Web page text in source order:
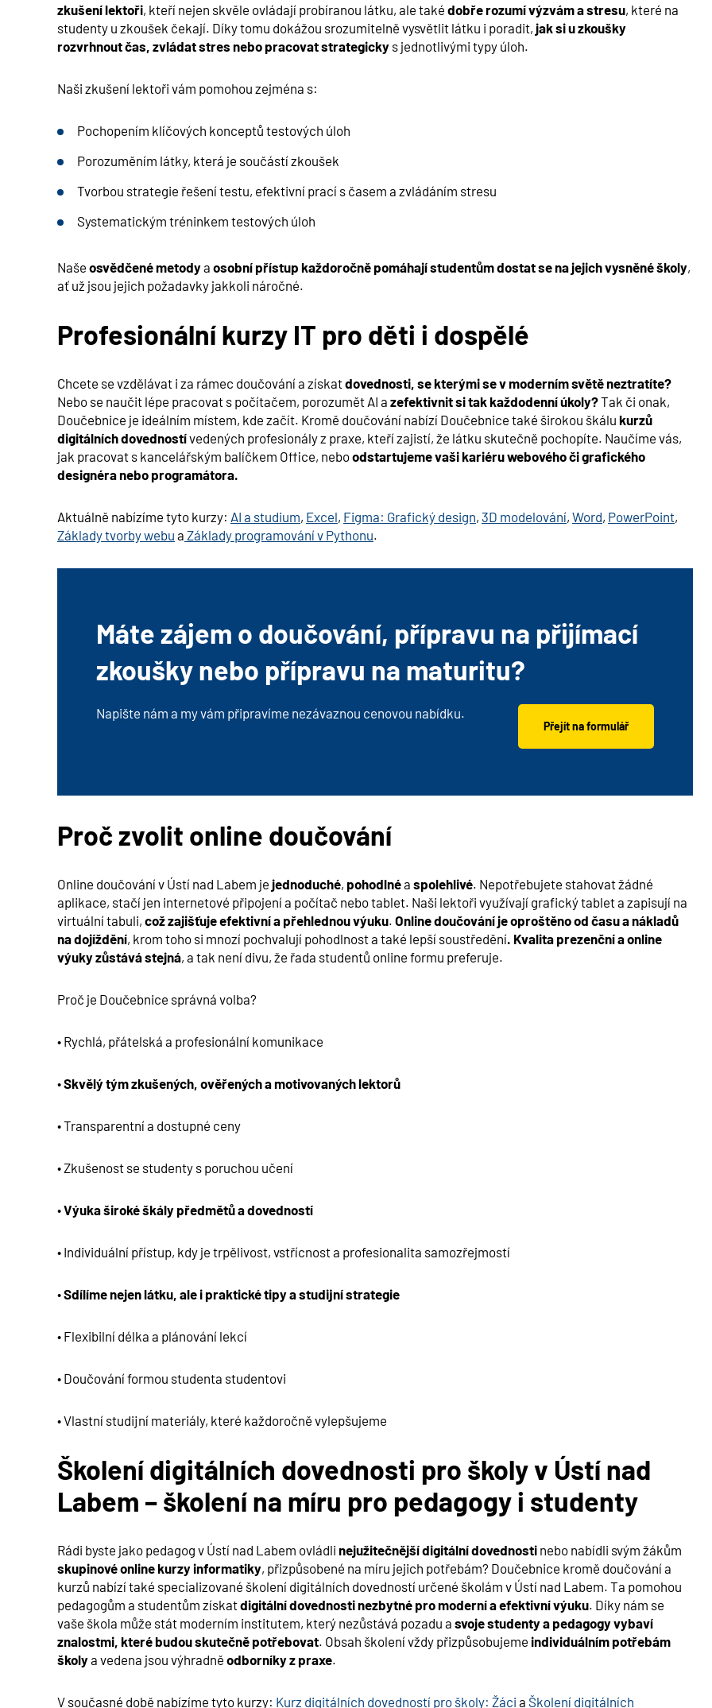
zkušení lektoři, kteří nejen skvěle ovládají probíranou látku, ale také dobře rozumí výzvám a stresu, které na
studenty u zkoušek čekají. Díky tomu dokážou srozumitelně vysvětlit látku i poradit, jak si u zkoušky
rozvrhnout čas, zvládat stres nebo pracovat strategicky s jednotlivými typy úloh.
Naši zkušení lektoři vám pomohou zejména s:
Pochopením klíčových konceptů testových úloh
Porozuměním látky, která je součástí zkoušek
Tvorbou strategie řešení testu, efektivní prací s časem a zvládáním stresu
Systematickým tréninkem testových úloh
Naše osvědčené metodya osobní přístup každoročně pomáhají studentům dostat se na jejich vysněné školy,
ať už jsou jejich požadavky jakkoli náročné.
Profesionální kurzy IT pro děti i dospělé
Chcete se vzdělávat i za rámec doučování a získatdovednosti, se kterými se v moderním světě neztratíte?
Nebo se naučit lépe pracovat s počítačem, porozumět AI a zefektivnit si tak každodenní úkoly?Tak či onak,
Doučebnice je ideálním místem, kde začít. Kromě doučování nabízí Doučebnice také širokou škálu kurzů
digitálních dovednostívedených profesionály z praxe, kteří zajistí, že látku skutečně pochopíte. Naučíme vás,
jak pracovat s kancelářským balíčkem Office, neboodstartujeme vaši kariéru webového či grafického
designéra nebo programátora.
Aktuálně nabízíme tyto kurzy: AI a studium, Excel, Figma: Grafický design, 3D modelování, Word, PowerPoint,
Základy tvorby webu a Základy programování v Pythonu.
Máte zájem o doučování, přípravu na přijímací
zkoušky nebo přípravu na maturitu?
Napište nám a my vám připravíme nezávaznou cenovou nabídku.
Přejít na formulář
Proč zvolit online doučování
Online doučování v Ústí nad Labem je jednoduché, pohodlnéa spolehlivé. Nepotřebujete stahovat žádné
aplikace, stačí jen internetové připojení a počítač nebo tablet. Naši lektoři využívají grafický tablet a zapisují na
virtuální tabuli, což zajišťuje efektivní a přehlednou výuku. Online doučování je oproštěno od času a nákladů
na dojíždění, krom toho si mnozí pochvalují pohodlnost a také lepší soustředění. Kvalita prezenční a online
výuky zůstává stejná, a tak není divu, že řada studentů online formu preferuje.
Proč je Doučebnice správná volba?
• Rychlá, přátelská a profesionální komunikace
•Skvělý tým zkušených, ověřených a motivovaných lektorů
• Transparentní a dostupné ceny
• Zkušenost se studenty s poruchou učení
•Výuka široké škály předmětů a dovedností
• Individuální přístup, kdy je trpělivost, vstřícnost a profesionalita samozřejmostí
•Sdílíme nejen látku, ale i praktické tipy a studijní strategie
• Flexibilní délka a plánování lekcí
• Doučování formou studenta studentovi
• Vlastní studijní materiály, které každoročně vylepšujeme
Školení digitálních dovednosti pro školy v Ústí nad
Labem – školení na míru pro pedagogy i studenty
Rádi byste jako pedagog v Ústí nad Labem ovládli nejužitečnější digitální dovednosti nebo nabídli svým žákům
skupinové online kurzy informatiky, přizpůsobené na míru jejich potřebám? Doučebnice kromě doučování a
kurzů nabízí také specializované školení digitálních dovedností určené školám v Ústí nad Labem. Ta pomohou
pedagogům a studentům získatdigitální dovednosti nezbytné pro moderní a efektivní výuku. Díky nám se
vaše škola může stát moderním institutem, který nezůstává pozadu a svoje studenty a pedagogy vybaví
znalostmi, které budou skutečně potřebovat. Obsah školení vždy přizpůsobujeme individuálním potřebám
školya vedena jsou výhradně odborníky z praxe.
V současné době nabízíme tyto kurzy: Kurz digitálních dovedností pro školy: Žáci a Školení digitálních